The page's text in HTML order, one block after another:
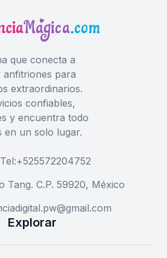
que conecta a
para
extraordinarios.
confiables,
y encuentra todo
en un solo lugar.
Tel:+525572204752
Tang. C.P. 59920, México
Explorar